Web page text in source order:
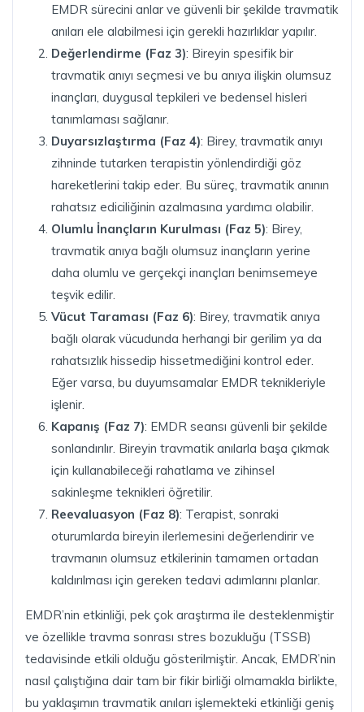
EMDR sürecini anlar ve güvenli bir şekilde travmatik
anıları ele alabilmesi için gerekli hazırlıklar yapılır.
Değerlendirme (Faz 3): Bireyin spesifik bir
travmatik anıyı seçmesi ve bu anıya ilişkin olumsuz
inançları, duygusal tepkileri ve bedensel hisleri
tanımlaması sağlanır.
Duyarsızlaştırma (Faz 4): Birey, travmatik anıyı
zihninde tutarken terapistin yönlendirdiği göz
hareketlerini takip eder. Bu süreç, travmatik anının
rahatsız ediciliğinin azalmasına yardımcı olabilir.
Olumlu İnançların Kurulması (Faz 5): Birey,
travmatik anıya bağlı olumsuz inançların yerine
daha olumlu ve gerçekçi inançları benimsemeye
teşvik edilir.
Vücut Taraması (Faz 6): Birey, travmatik anıya
bağlı olarak vücudunda herhangi bir gerilim ya da
rahatsızlık hissedip hissetmediğini kontrol eder.
Eğer varsa, bu duyumsamalar EMDR teknikleriyle
işlenir.
Kapanış (Faz 7): EMDR seansı güvenli bir şekilde
sonlandırılır. Bireyin travmatik anılarla başa çıkmak
için kullanabileceği rahatlama ve zihinsel
sakinleşme teknikleri öğretilir.
Reevaluasyon (Faz 8): Terapist, sonraki
oturumlarda bireyin ilerlemesini değerlendirir ve
travmanın olumsuz etkilerinin tamamen ortadan
kaldırılması için gereken tedavi adımlarını planlar.
EMDR’nin etkinliği, pek çok araştırma ile desteklenmiştir
ve özellikle travma sonrası stres bozukluğu (TSSB)
tedavisinde etkili olduğu gösterilmiştir. Ancak, EMDR’nin
nasıl çalıştığına dair tam bir fikir birliği olmamakla birlikte,
bu yaklaşımın travmatik anıları işlemekteki etkinliği geniş